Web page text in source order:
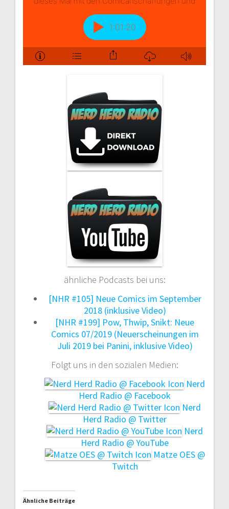
ähnliche Podcasts bei uns:
[NHR #105] Neue Comics im September
2018 (inklusive Video)
[NHR #199] Pow, Thwip, Snikt: Neue
Comics 07/2019 (Neuerscheinungen im
Juli 2019 bei Panini, inklusive Video)
Folgt uns in den sozialen Medien:
Nerd
Herd Radio @ Facebook
Nerd
Herd Radio @ Twitter
Nerd
Herd Radio @ YouTube
Matze OES @
Twitch
Ähnliche Beiträge